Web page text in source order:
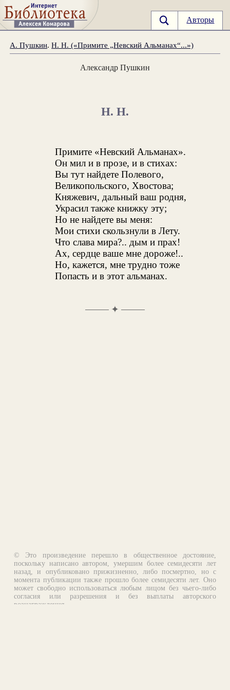
Авторы
А. Пушкин.Н. Н. («Примите „Невский Альманах“...»)
Александр Пушкин
Н. Н.
Примите «Невский Альманах».
Он мил и в прозе, и в стихах:
Вы тут найдете Полевого,
Великопольского, Хвостова;
Княжевич, дальный ваш родня,
Украсил также книжку эту;
Но не найдете вы меня:
Мои стихи скользнули в Лету.
Что слава мира?.. дым и прах!
Ах, сердце ваше мне дороже!..
Но, кажется, мне трудно тоже
Попасть и в этот альманах.
✦
© Это произведение перешло в общественное достояние,
поскольку написано автором, умершим более семидесяти лет
назад, и опубликовано прижизненно, либо посмертно, но с
момента публикации также прошло более семидесяти лет. Оно
может свободно использоваться любым лицом без чьего-либо
согласия или разрешения и без выплаты авторского
вознаграждения.